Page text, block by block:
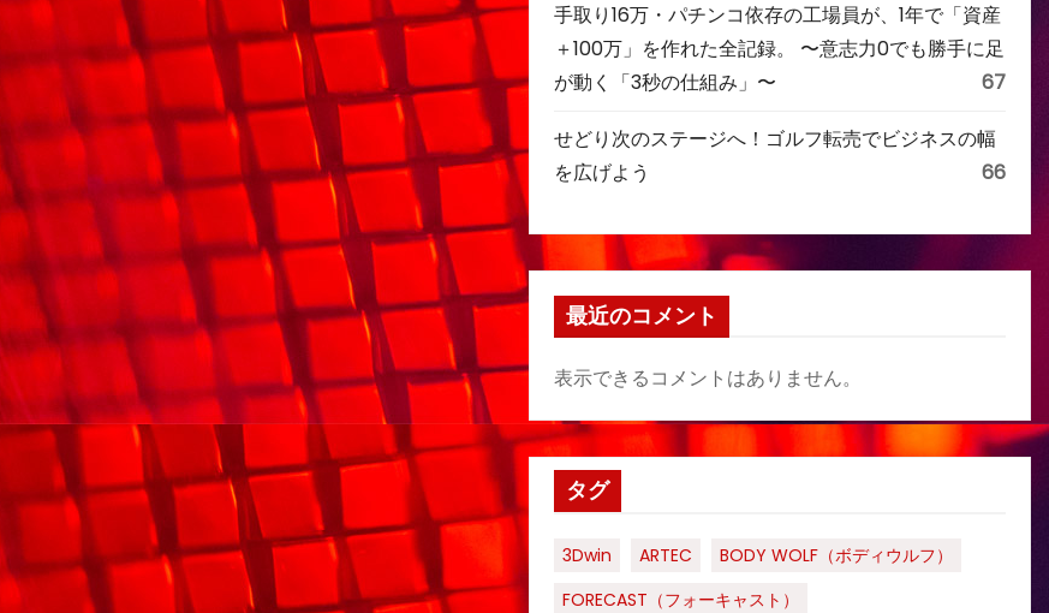
手取り16万・パチンコ依存の工場員が、1年で「資産
＋100万」を作れた全記録。 〜意志力0でも勝手に足
が動く「3秒の仕組み」〜
67
せどり次のステージへ！ゴルフ転売でビジネスの幅
を広げよう
66
最近のコメント
表示できるコメントはありません。
タグ
3Dwin ARTEC
BODY WOLF（ボディウルフ）
FORECAST（フォーキャスト）